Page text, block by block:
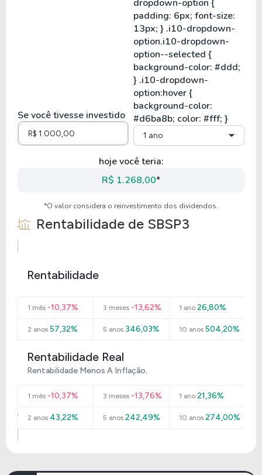
Se você tivesse investido
1 ano
hoje você teria:
R$ 1.268,00*
*O valor considera o reinvestimento dos dividendos.
Rentabilidade de SBSP3
Rentabilidade
1 mês -10,37% 3 meses -13,62% 1 ano26,80%
2 anos 57,32% 5 anos 346,03% 10 anos504,20%
Rentabilidade Real
Rentabilidade Menos A Inflação.
1 mês -10,37% 3 meses -13,76% 1 ano21,36%
2 anos 43,22% 5 anos 242,49% 10 anos274,00%